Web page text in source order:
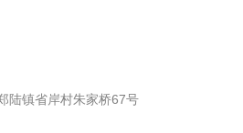
陆镇省岸村朱家桥67号